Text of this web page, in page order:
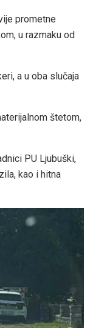
prometne
u razmaku od
a u oba slučaja
štetom,
PU Ljubuški,
kao i hitna